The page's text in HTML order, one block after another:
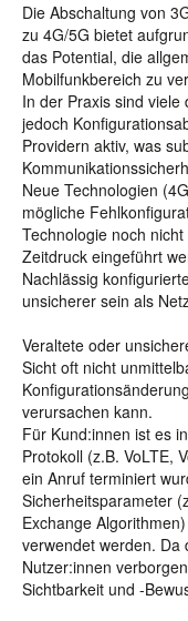
Die Abschaltung von
zu 4G/5G bietet
das Potential, die
Mobilfunkbereich zu
In der Praxis sind
jedoch
Providern aktiv, was
Neue Technologien
mögliche
Technologie noch
Zeitdruck eingeführt
Nachlässig
unsicherer sein als
Veraltete oder
Sicht oft nicht
verursachen kann.
Für Kund:innen ist es
Protokoll (z.B. VoLTE,
ein Anruf terminiert
Sicherheitsparameter
Exchange
verwendet werden. Da
Nutzer:innen
Sichtbarkeit und -